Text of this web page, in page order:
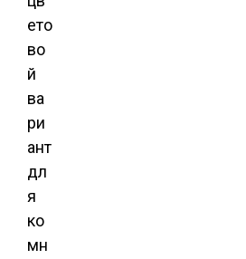
ето
во
й
ва
ри
ант
дл
я
ко
мн